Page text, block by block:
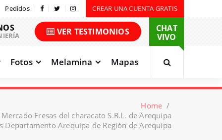
Pedidos CREAR UNA CUENTA GRATIS
VER TESTIMONIOS
CHAT
VIVO
Fotos Melamina Mapas
Home /
Fresas del characato S.R.L. de Arequipa
Departamento Arequipa de Región de Arequipa